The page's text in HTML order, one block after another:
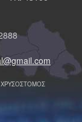
ΧΡΥΣΟΣΤΟΜΟΣ